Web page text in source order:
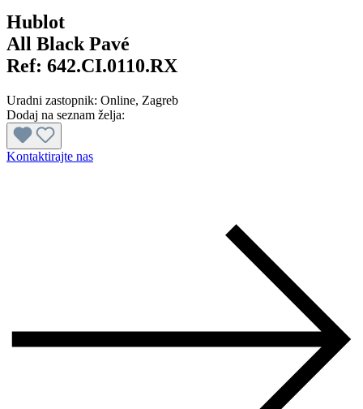
Hublot
All Black Pavé
Ref: 642.CI.0110.RX
Uradni zastopnik: Online, Zagreb
Dodaj na seznam želja:
Kontaktirajte nas